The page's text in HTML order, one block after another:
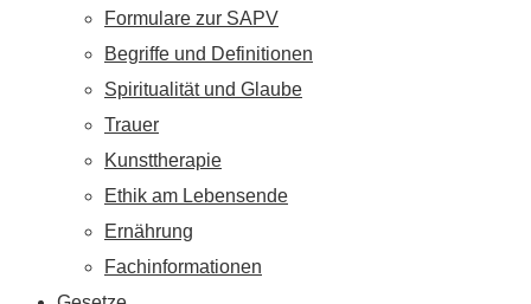
Formulare zur SAPV
Begriffe und Definitionen
Spiritualität und Glaube
Trauer
Kunsttherapie
Ethik am Lebensende
Ernährung
Fachinformationen